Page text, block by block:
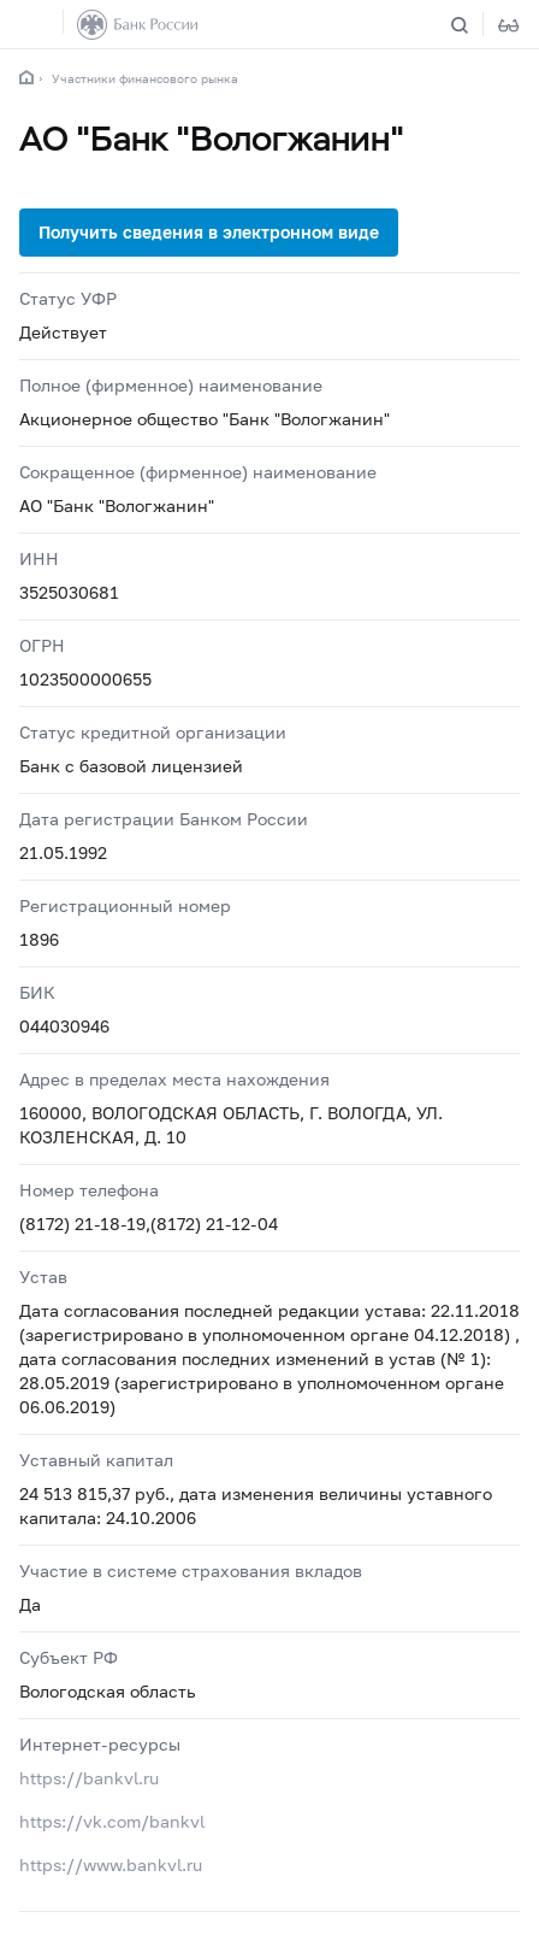
Участники финансового рынка
АО "Банк "Вологжанин"
Статус УФР
Действует
Полное (фирменное) наименование
Акционерное общество "Банк "Вологжанин"
Сокращенное (фирменное) наименование
АО "Банк "Вологжанин"
ИНН
3525030681
ОГРН
1023500000655
Статус кредитной организации
Банк с базовой лицензией
Дата регистрации Банком России
21.05.1992
Регистрационный номер
1896
БИК
044030946
Адрес в пределах места нахождения
160000, ВОЛОГОДСКАЯ ОБЛАСТЬ, Г. ВОЛОГДА, УЛ.
КОЗЛЕНСКАЯ, Д. 10
Номер телефона
(8172) 21-18-19,(8172) 21-12-04
Устав
Дата согласования последней редакции устава: 22.11.2018
(зарегистрировано в уполномоченном органе 04.12.2018) ,
дата согласования последних изменений в устав (№ 1):
28.05.2019 (зарегистрировано в уполномоченном органе
06.06.2019)
Уставный капитал
24 513 815,37 руб., дата изменения величины уставного
капитала: 24.10.2006
Участие в системе страхования вкладов
Да
Субъект РФ
Вологодская область
Интернет-ресурсы
https://bankvl.ru
https://vk.com/bankvl
https://www.bankvl.ru